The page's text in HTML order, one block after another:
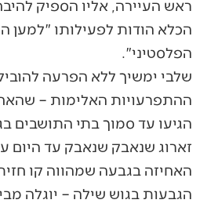
ראש העיירה, אליו הספיק
הכלא הודות לפעילותו "למען
הפלסטיני".
שלבי ימשיך ללא הפרעה
ההתפרעויות האלימות –
הגיעו עד סמוך בתי התושבים
זארוג שנאבק שנאבק עד
האחיזה בגבעה שמהווה קו
הגבעות בגוש שילה – יוגלה